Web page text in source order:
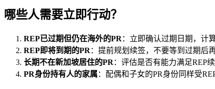
哪些人需要立即行动？
REP已过期但仍在海外的PR ：立即确认过期日期，计
REP即将到期的PR ：提前规划续签，不要等到过期后
长期不在新加坡居住的PR ：评估是否有能力满足REP
PR身份持有人的家属 ：配偶和子女的PR身份同样受